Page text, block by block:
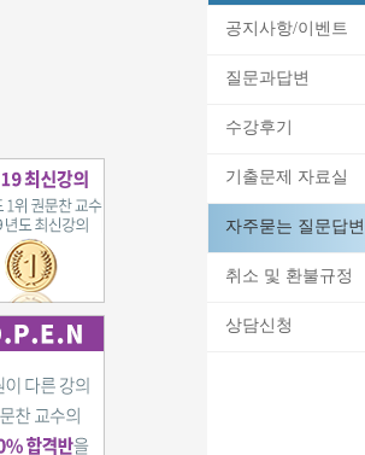
공지사항/이벤트
질문과답변
수강후기
기출문제 자료실
자주묻는 질문답변
취소 및 환불규정
상담신청